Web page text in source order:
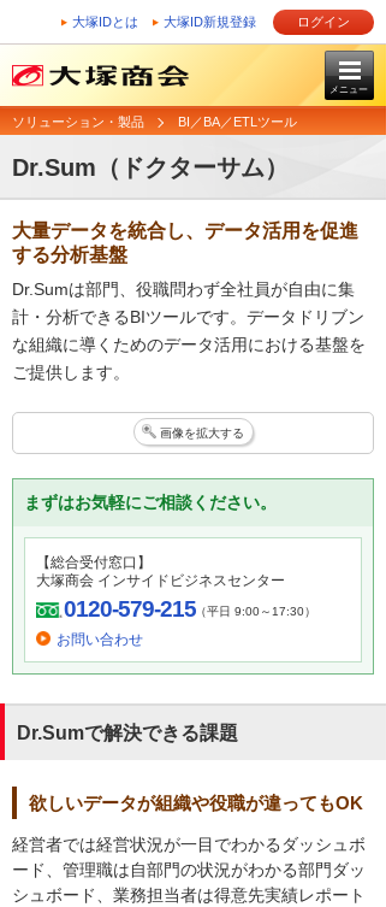
大塚IDとは 大塚ID新規登録 ログイン
メニュー
ソリューション・製品 BI／BA／ETLツール
Dr.Sum（ドクターサム）
大量データを統合し、データ活用を促進
する分析基盤
Dr.Sumは部門、役職問わず全社員が自由に集
計・分析できるBIツールです。データドリブン
な組織に導くためのデータ活用における基盤を
ご提供します。
画像を拡大する
まずはお気軽にご相談ください。
【総合受付窓口】
大塚商会 インサイドビジネスセンター
0120-579-215（平日 9:00～17:30）
お問い合わせ
Dr.Sumで解決できる課題
欲しいデータが組織や役職が違ってもOK
経営者では経営状況が一目でわかるダッシュボ
ード、管理職は自部門の状況がわかる部門ダッ
シュボード、業務担当者は得意先実績レポート